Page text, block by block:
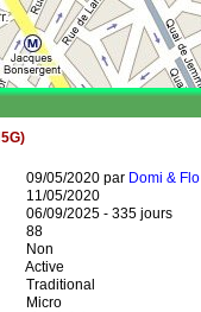
09/05/2020 par Domi & Flo
11/05/2020
06/09/2025 - 335 jours
88
Non
Active
Traditional
Micro